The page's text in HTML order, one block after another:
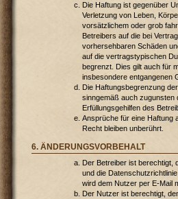
Die Haftung ist gegenüber
Verletzung von Leben,
vorsätzlichem oder grob
Betreibers auf die bei
vorhersehbaren Schäden
auf die vertragstypischen
begrenzt. Dies gilt auch für
insbesondere entgangenen
Die Haftungsbegrenzung
sinngemäß auch zugunsten
Erfüllungsgehilfen des
Ansprüche für eine Haftung
Recht bleiben unberührt.
6. ÄNDERUNGSVORBEHALT
Der Betreiber ist berechtigt,
und die
wird dem Nutzer per E-Mail
Der Nutzer ist berechtigt,